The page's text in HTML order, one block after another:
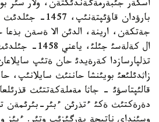
اسكةر جئبةرمةگةندئكتةن، ولار سئر
بارؤدان
جةتكةن، ارينة، الدئن الا ةسةن
ال كةلةسئ جئلئ،
تذلپارسازدا كةرةيدئ حان ةتئپ
زاثدئلئعئ بويئنشا حاننئث سايلانئپ،
قالئپتاسؤئ - جاثا مةملةكةتتئث
دةرةكتئث ةكئ ءتذرئن ءبئر-بئرئمةن